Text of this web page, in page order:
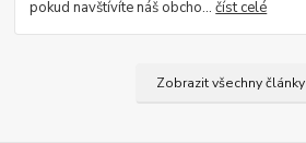
pokud navštívíte náš obcho...číst celé
Zobrazit všechny články